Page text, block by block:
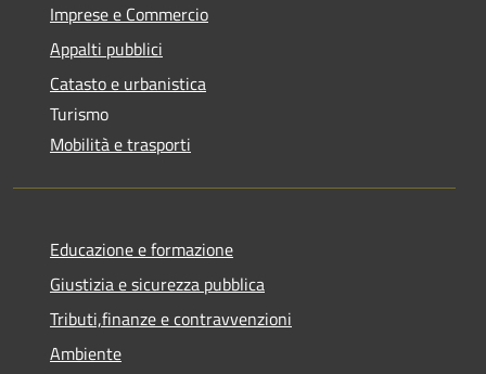
Imprese e Commercio
Appalti pubblici
Catasto e urbanistica
Turismo
Mobilità e trasporti
Educazione e formazione
Giustizia e sicurezza pubblica
Tributi,finanze e contravvenzioni
Ambiente